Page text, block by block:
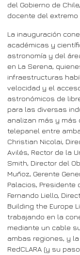
del Gobierno de
docente del extremo
La inauguración
académicas y
astronomía y del
en La Serena,
infraestructuras
velocidad y el
astronómicos de
para las diversas
analizan más y más
telepanel entre
Christian Nicolai,
Avilés, Rector de la
Smith, Director del
Muñoz, Gerente
Palacios, Presidente
Fernando Liello,
Building the Europe
trabajando en la
mediante un cable
ambas regiones, y
RedCLARA (y su